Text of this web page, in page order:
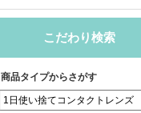
こだわり検索
商品タイプからさがす